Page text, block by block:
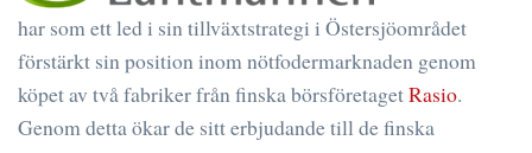
har som ett led i sin tillväxtstrategi i Östersjöområdet
förstärkt sin position inom nötfodermarknaden genom
köpet av två fabriker från finska börsföretagetRasio.
Genom detta ökar de sitt erbjudande till de finska